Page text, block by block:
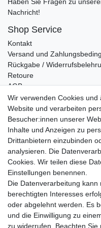
Nachricht!
Shop Service
Kontakt
Versand und
Rückgabe /
Retoure
AGB
Vertrag widerrufen
Informationen
Datenschutz
Impressum
Wir verschicken klimaneutral
Wir verwenden Cookies
Website und verarbeiten
Besucher:innen unserer
Inhalte und Anzeigen zu
Drittanbietern einzubinden
analysieren. Die
Cookies. Wir teilen diese
Einstellungen benennen.
Die Datenverarbeitung
berechtigten Interesses
oder abgelehnt werden. Es
und die Einwilligung zu
zu widerrufen. Beachten Sie